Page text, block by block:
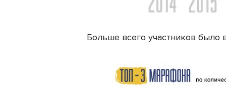
Больше всего участников